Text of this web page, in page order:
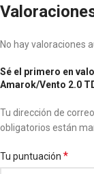
No hay valoraciones
Sé el primero en
Amarok/Vento 2.0
Tu dirección de
obligatorios están
Tu puntuación *